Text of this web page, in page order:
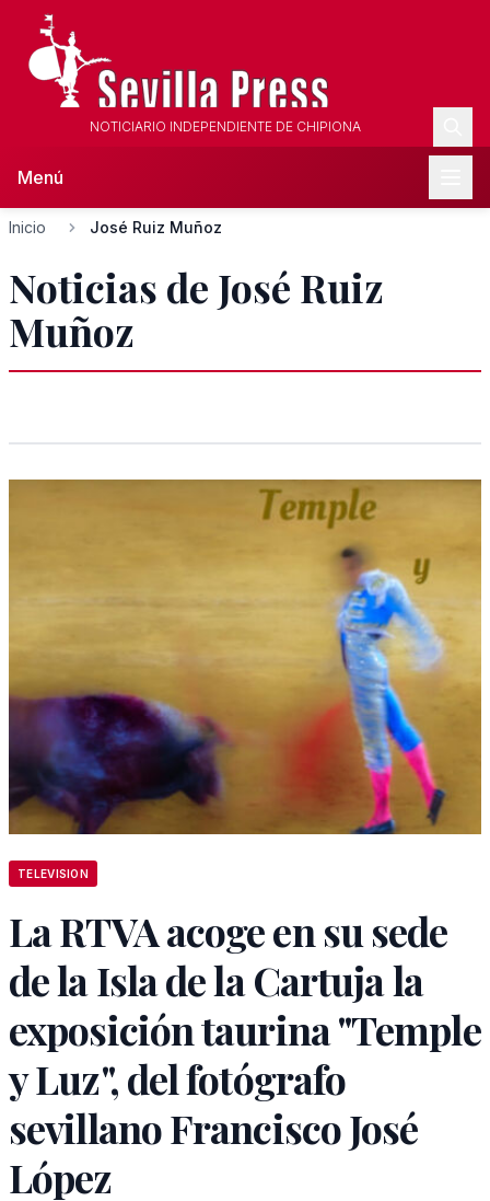
NOTICIARIO INDEPENDIENTE DE CHIPIONA
Menú
Inicio José Ruiz Muñoz
Noticias de José Ruiz
Muñoz
TELEVISION
La RTVA acoge en su sede
de la Isla de la Cartuja la
exposición taurina "Temple
y Luz", del fotógrafo
sevillano Francisco José
López